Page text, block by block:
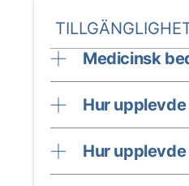
Medicinsk
Hur
Hur